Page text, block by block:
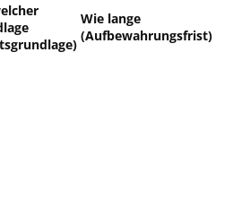
Wie lange
(Aufbewahrungsfrist)